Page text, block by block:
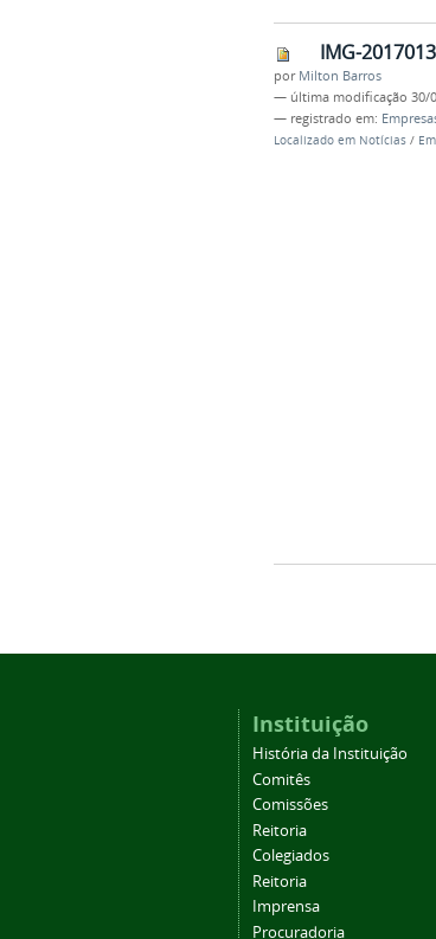
IMG-
por Milton Barros
— última modificação 30/
— registrado em:
Localizado em Notícias /
Instituição
História da Instituição
Comitês
Comissões
Reitoria
Colegiados
Reitoria
Imprensa
Procuradoria